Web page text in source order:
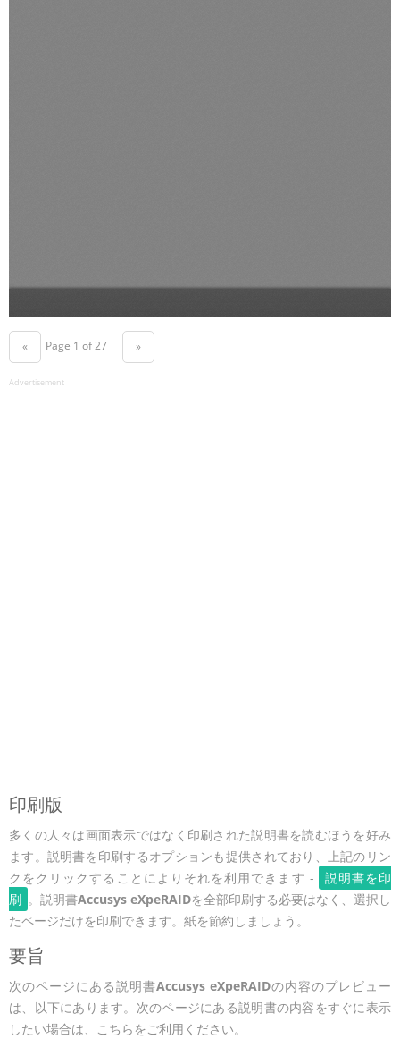
« Page 1 of 27 »
Advertisement
印刷版
多くの人々は画面表示ではなく印刷された説明書を読むほうを好み
ます。説明書を印刷するオプションも提供されており、上記のリン
クをクリックすることによりそれを利用できます -
説明書を印
刷 。説明書Accusys eXpeRAIDを全部印刷する必要はなく、選択し
たページだけを印刷できます。紙を節約しましょう。
要旨
次のページにある説明書Accusys eXpeRAIDの内容のプレビュー
は、以下にあります。次のページにある説明書の内容をすぐに表示
したい場合は、こちらをご利用ください。